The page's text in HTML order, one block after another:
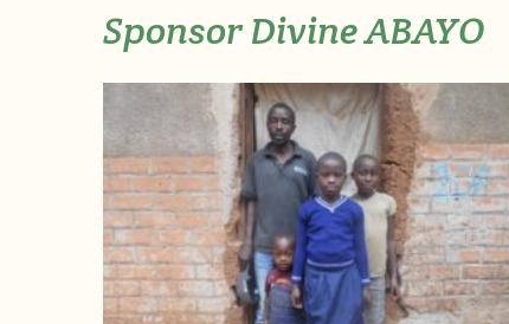
Sponsor Divine ABAYO